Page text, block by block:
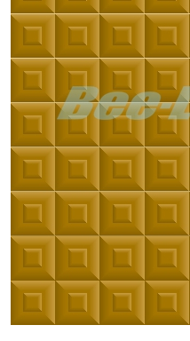
Fly, luftfart
Folkeslag
Forår
Fritid, hobby
Frugt, grønt
Halloween
Håndværk
Haven
Huse, bygninger
Jagt
Jul
Kærlighed, bryllup
Kommunikation,
Køretøjer
Landbrug
Lov, orden